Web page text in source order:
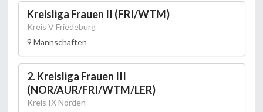
Kreisliga Frauen II (FRI/WTM)
Kreis V Friedeburg
9 Mannschaften
2. Kreisliga Frauen III
(NOR/AUR/FRI/WTM/LER)
Kreis IX Norden